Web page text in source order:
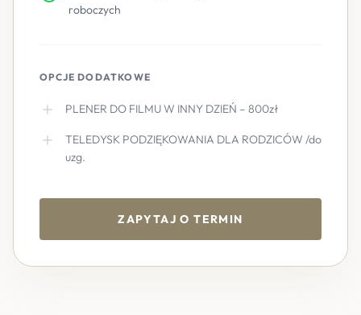
roboczych
OPCJE DODATKOWE
PLENER DO FILMU W INNY DZIEŃ – 800zł
TELEDYSK PODZIĘKOWANIA DLA RODZICÓW /do
uzg.
ZAPYTAJ O TERMIN